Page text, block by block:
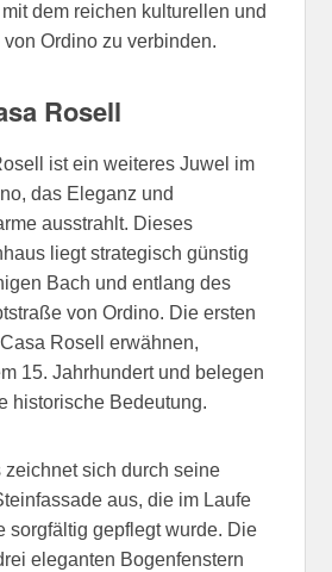
dem reichen kulturellen und
Ordino zu verbinden.
Rosell
ist ein weiteres Juwel im
das Eleganz und
ausstrahlt. Dieses
liegt strategisch günstig
Bach und entlang des
von Ordino. Die ersten
Rosell erwähnen,
15. Jahrhundert und belegen
historische Bedeutung.
zeichnet sich durch seine
aus, die im Laufe
sorgfältig gepflegt wurde. Die
eleganten Bogenfenstern